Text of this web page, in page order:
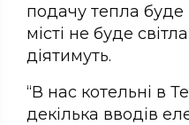
подачу тепла
місті не буде
діятимуть.
“В нас котельні в
декілька вводів